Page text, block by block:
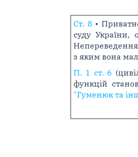
Ст. 8 •
суду України,
Непереведення
з яким вона
П. 1 ст. 6
функцій
"Гуменюк та